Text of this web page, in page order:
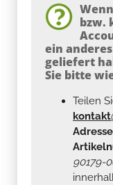
bzw.
ein
geliefert
Sie bitte
Teilen
90179-